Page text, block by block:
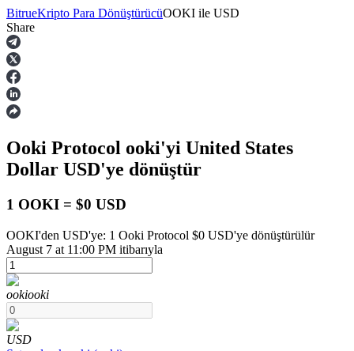
Vadeli İşlemler
USDT Vadeli İşlemleri
BitrueKripto Para DönüştürücüOOKI ile USD
Share
Ooki Protocol ooki'yi United States
Dollar USD'ye dönüştür
1 OOKI = $0 USD
OOKI'den USD'ye: 1 Ooki Protocol $0 USD'ye dönüştürülür
August 7 at 11:00 PM itibarıyla
ookiooki
USD